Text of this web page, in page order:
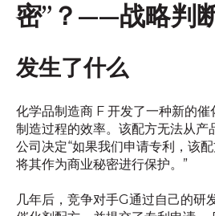
密”？——战略判
发生了什么
化学品制造商 F 开发了一种新的催
制造过程的效率。该配方无法从产
公司决定“如果我们申请专利，该
将其作为商业秘密进行保护。”
几年后，竞争对手G通过自己的研